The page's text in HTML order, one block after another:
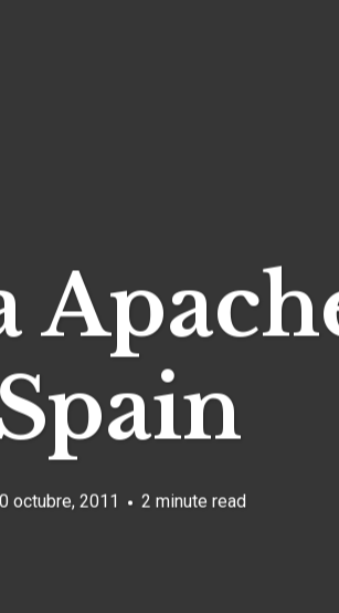
Spain
octubre, 2011 2 minute read